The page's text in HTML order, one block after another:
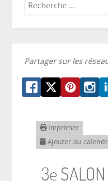
Partager sur les
Imprimer
Ajouter au
3e